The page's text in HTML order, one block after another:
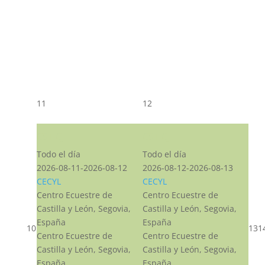
10
11
Todo el día
2026-08-11-2026-08-12
CECYL
Centro Ecuestre de
Castilla y León, Segovia,
España
Centro Ecuestre de
Castilla y León, Segovia,
12
Todo el día
2026-08-12-2026-08-13
CECYL
Centro Ecuestre de
Castilla y León, Segovia,
España
Centro Ecuestre de
Castilla y León, Segovia,
13